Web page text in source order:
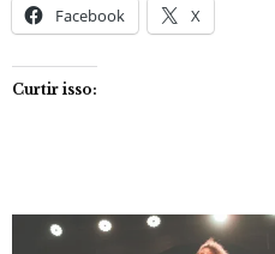
Facebook X
Curtir isso: